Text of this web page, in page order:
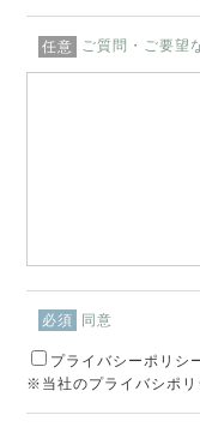
任意 ご質問・ご要望
必須 同意
プライバシーポリシ
※当社のプライバシポリ